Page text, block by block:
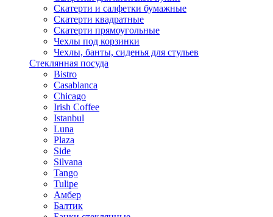
Скатерти и салфетки бумажные
Скатерти квадратные
Скатерти прямоугольные
Чехлы под корзинки
Чехлы, банты, сиденья для стульев
Стеклянная посуда
Bistro
Casablanca
Chicago
Irish Coffee
Istanbul
Luna
Plaza
Side
Silvana
Tango
Tulipe
Амбер
Балтик